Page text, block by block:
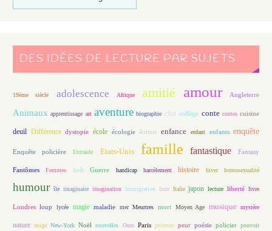
DES IDÉES DE LECTURE PAR SUJETS
19ème siècle adolescence Afrique amitié amour Angleterre
Animaux apprentissage art aventure biographie chat collège conte contes cuisine
deuil Différence dystopie école écologie écriture enfance enfant enfants enquête
Enquête policière Entraide Etats-Unis famille fantastique Fantasy
Fantômes Femmes forêt Guerre handicap harcèlement histoire hiver homosexualité
humour île imaginaire imagination Immigration Inde Italie japon lecture liberté livre
Londres loup lycée magie maladie mer Meurtres mort Moyen Age musique mystère
nature neige New-York Noël nouvelles Ours Paris peinture peur poésie policier pouvoir